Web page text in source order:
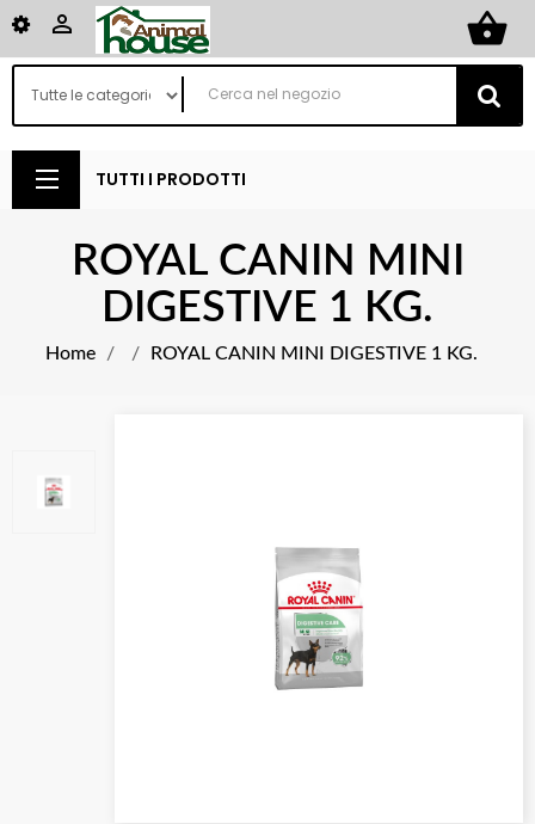
shopping_basket

TUTTI I PRODOTTI
ROYAL CANIN MINI
DIGESTIVE 1 KG.
Home ROYAL CANIN MINI DIGESTIVE 1 KG.